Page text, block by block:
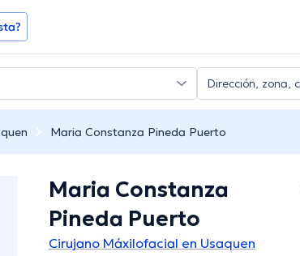
Maria Constanza Pineda Puerto
Maria Constanza
Pineda Puerto
Cirujano Máxilofacial en Usaquen